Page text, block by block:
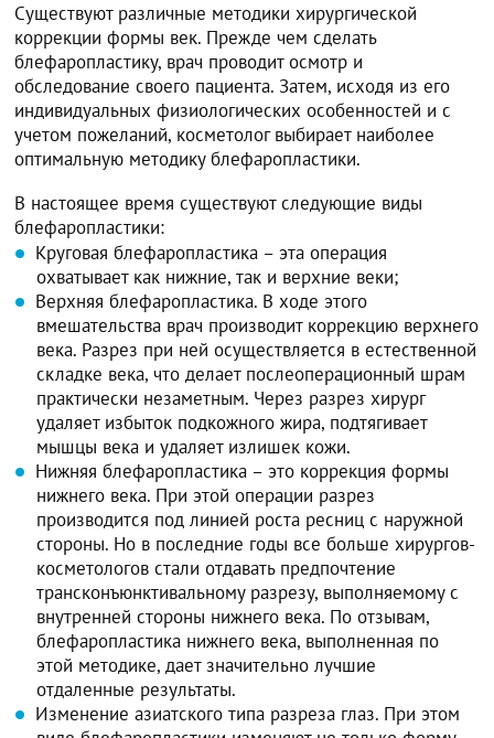
Существуют различные методики хирургической
коррекции формы век. Прежде чем сделать
блефаропластику, врач проводит осмотр и
обследование своего пациента. Затем, исходя из его
индивидуальных физиологических особенностей и с
учетом пожеланий, косметолог выбирает наиболее
оптимальную методику блефаропластики.
В настоящее время существуют следующие виды
блефаропластики:
Круговая блефаропластика – эта операция
охватывает как нижние, так и верхние веки;
Верхняя блефаропластика. В ходе этого
вмешательства врач производит коррекцию верхнего
века. Разрез при ней осуществляется в естественной
складке века, что делает послеоперационный шрам
практически незаметным. Через разрез хирург
удаляет избыток подкожного жира, подтягивает
мышцы века и удаляет излишек кожи.
Нижняя блефаропластика – это коррекция формы
нижнего века. При этой операции разрез
производится под линией роста ресниц с наружной
стороны. Но в последние годы все больше хирургов-
косметологов стали отдавать предпочтение
трансконъюнктивальному разрезу, выполняемому с
внутренней стороны нижнего века. По отзывам,
блефаропластика нижнего века, выполненная по
этой методике, дает значительно лучшие
отдаленные результаты.
Изменение азиатского типа разреза глаз. При этом